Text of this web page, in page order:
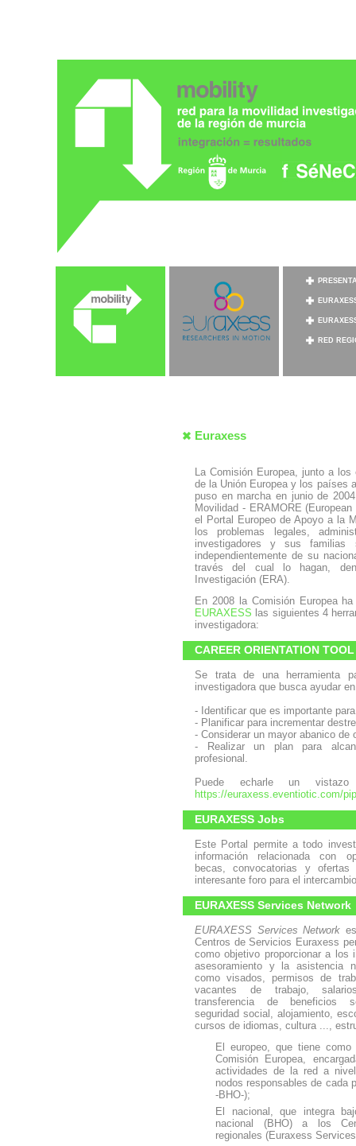
RED
Euraxess
La Comisión Europea, junto a
de la Unión Europea y los países
puso en marcha en junio de
Movilidad - ERAMORE
el Portal Europeo de Apoyo a la
los problemas legales,
investigadores y sus familias
independientemente de su
través del cual lo hagan,
Investigación (ERA).
En 2008 la Comisión Europea
EURAXESS las siguientes 4
investigadora:
CAREER ORIENTATION TOOL
Se trata de una herramienta
investigadora que busca ayudar
- Identificar que es importante
- Planificar para incrementar
- Considerar un mayor abanico de
- Realizar un plan para
profesional.
Puede echarle un
https://euraxess.eventiotic.com/
EURAXESS Jobs
Este Portal permite a todo
información relacionada con
becas, convocatorias y
interesante foro para el
EURAXESS Services Network
EURAXESS Services Network
Centros de Servicios Euraxess
como objetivo proporcionar a los
asesoramiento y la asistencia
como visados, permisos de
vacantes de trabajo,
transferencia de beneficios
seguridad social, alojamiento,
cursos de idiomas, cultura ...,
El europeo, que tiene
Comisión Europea,
actividades de la red a
nodos responsables de cada
-BHO-);
El nacional, que integra
nacional (BHO) a los
regionales (Euraxess